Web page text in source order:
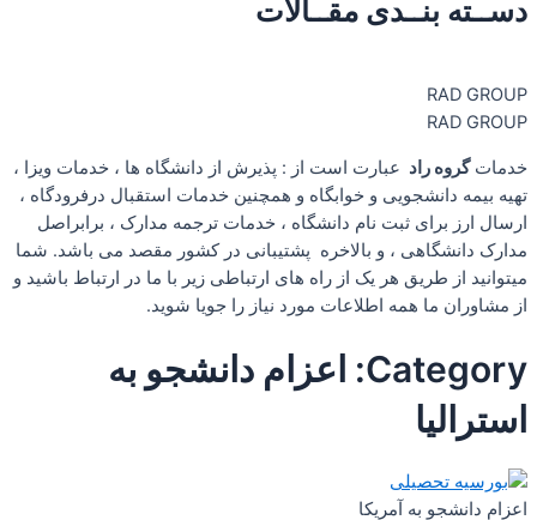
دســته بنــدی مقــالات
RAD GROUP
RAD GROUP
خدماتگروه راد عبارت است از : پذيرش از دانشگاه ها ، خدمات ويزا ،
تهیه بیمه دانشجویی و خوابگاه و همچنین خدمات استقبال درفرودگاه ،
ارسال ارز برای ثبت نام دانشگاه ، خدمات ترجمه مدارک ، برابراصل
مدارک دانشگاهی ، و بالاخره پشتیبانی در کشور مقصد می باشد. شما
میتوانید از طریق هر یک از راه های ارتباطی زیر با ما در ارتباط باشید و
از مشاوران ما همه اطلاعات مورد نیاز را جویا شوید.
Category: اعزام دانشجو به
استرالیا
اعزام دانشجو به آمریکا